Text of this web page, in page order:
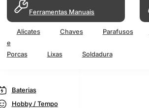
Ferramentas Manuais
Alicates Chaves
Parafusos
e
Porcas
Lixas Soldadura
Baterias
Hobby / Tempo